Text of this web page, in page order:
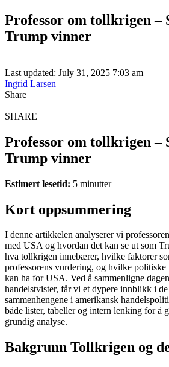
Professor om tollkrigen –
Trump vinner
Last updated: July 31, 2025 7:03 am
Ingrid Larsen
Share
SHARE
Professor om tollkrigen –
Trump vinner
Estimert lesetid: 5 minutter
Kort oppsummering
I denne artikkelen analyserer vi
med USA og hvordan det kan se ut som
hva tollkrigen innebærer, hvilke faktorer
professorens vurdering, og hvilke
kan ha for USA. Ved å sammenligne
handelstvister, får vi et dypere innblikk i
sammenhengene i amerikansk
både lister, tabeller og intern lenking for å
grundig analyse.
Bakgrunn Tollkrigen og